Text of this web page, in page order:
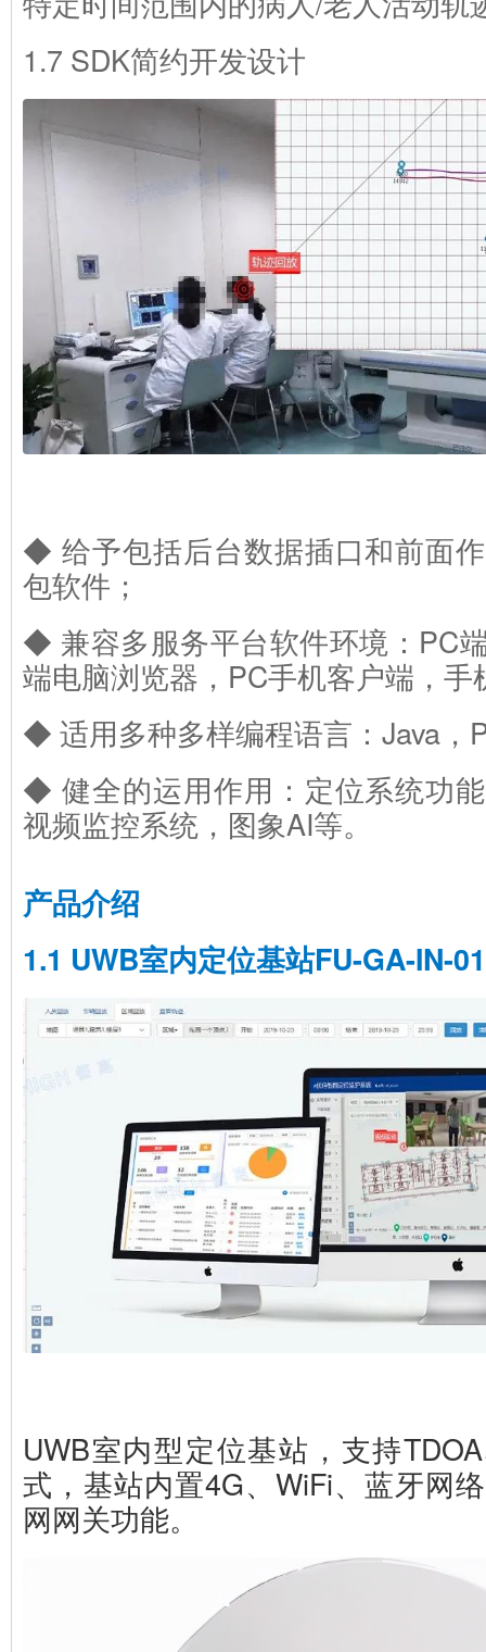
1.7 SDK简约开发设计
◆ 给予包括后台数据插口和前面
包软件；
◆ 兼容多服务平台软件环境：PC
端电脑浏览器，PC手机客户端，手
◆ 适用多种多样编程语言：Java，
◆ 健全的运用作用：定位系统功
视频监控系统，图象AI等。
产品介绍
1.1 UWB室内定位基站FU-GA-IN-01
UWB室内型定位基站，支持
式，基站内置4G、WiFi、蓝牙网
网网关功能。